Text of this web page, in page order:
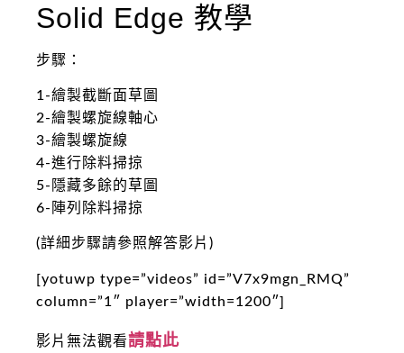
Solid Edge 教學
步驟：
1-繪製截斷面草圖
2-繪製螺旋線軸心
3-繪製螺旋線
4-進行除料掃掠
5-隱藏多餘的草圖
6-陣列除料掃掠
(詳細步驟請參照解答影片)
[yotuwp type=”videos” id=”V7x9mgn_RMQ”
column=”1″ player=”width=1200″]
影片無法觀看請點此